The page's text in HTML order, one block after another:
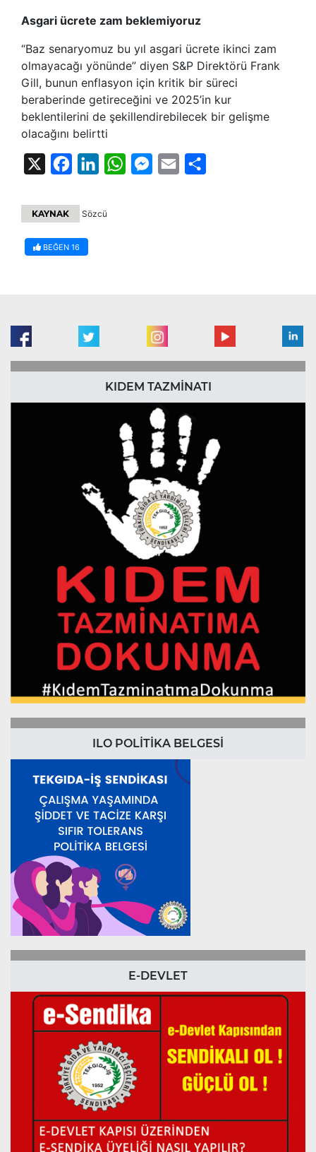
Asgari ücrete zam beklemiyoruz
“Baz senaryomuz bu yıl asgari ücrete ikinci zam
olmayacağı yönünde” diyen S&P Direktörü Frank
Gill, bunun enflasyon için kritik bir süreci
beraberinde getireceğini ve 2025’in kur
beklentilerini de şekillendirebilecek bir gelişme
olacağını belirtti
FacebookLinkedInWhatsAppMessenger
Email
KAYNAK Sözcü
BEĞEN 16
KIDEM TAZMİNATI
ILO POLİTİKA BELGESİ
E-DEVLET